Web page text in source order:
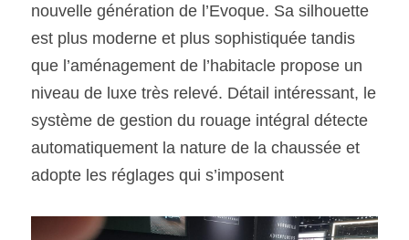
nouvelle génération de l’Evoque. Sa silhouette
est plus moderne et plus sophistiquée tandis
que l’aménagement de l’habitacle propose un
niveau de luxe très relevé. Détail intéressant, le
système de gestion du rouage intégral détecte
automatiquement la nature de la chaussée et
adopte les réglages qui s’imposent